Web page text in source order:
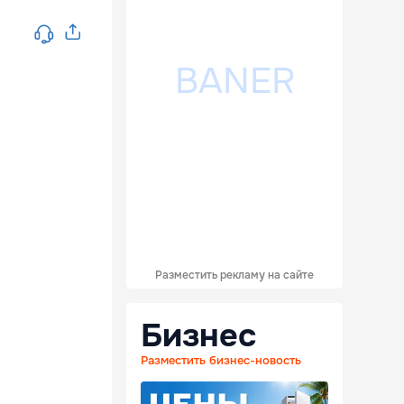
Разместить рекламу на сайте
Бизнес
Разместить бизнес-новость